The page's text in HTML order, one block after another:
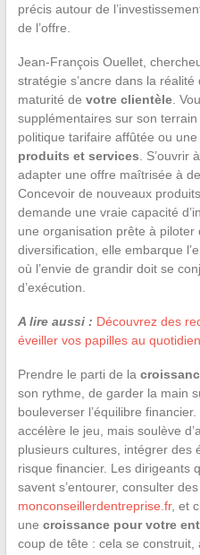
précis autour de
de l’offre.
Jean-François Ouellet,
stratégie s’ancre dans la réalité
maturité de votre clientèle.
supplémentaires sur son
politique tarifaire affûtée ou
produits et services .
adapter une offre maîtrisée à
Concevoir de nouveaux
demande une vraie capacité
une organisation prête à
diversification, elle embarque
où l’envie de grandir doit se
d’exécution.
A lire aussi : Découvrez des
éveiller vos papilles au quotidien
Prendre le parti de la
son rythme, de garder la main
bouleverser l’équilibre financier.
accélère le jeu, mais soulève
plusieurs cultures, intégrer des
risque financier. Les dirigeants
savent s’entourer, consulter
monconseillerdentreprise.fr, et
une croissance pour votre
coup de tête : cela se